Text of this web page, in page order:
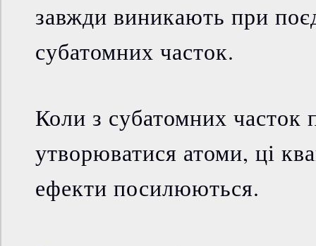
завжди виникають при
субатомних часток.
Коли з субатомних часток
утворюватися атоми, ці
ефекти посилюються.